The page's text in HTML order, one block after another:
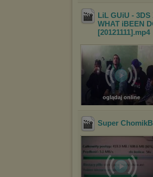
LiL GUiU -
WHAT iBEEN
[20121111] .mp4
oglądaj online
Super